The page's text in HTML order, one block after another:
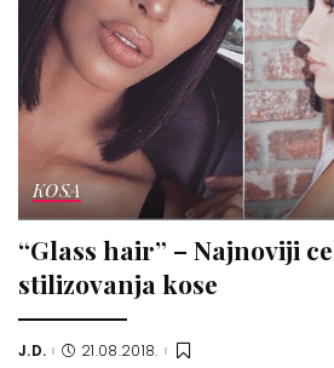
KOSA
“Glass hair” – Najnoviji
stilizovanja kose
Posted
J.D. 21.08.2018.